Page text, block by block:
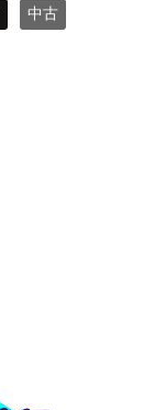
中古